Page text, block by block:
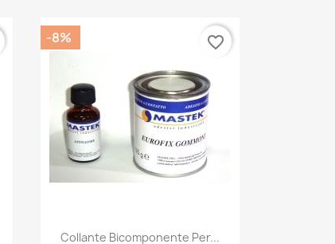
Anteprima
Collante Bicomponente Per...
-8% favorite_border